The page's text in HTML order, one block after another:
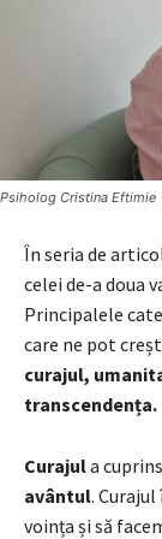
Psiholog Cristina Eftimie
În seria de
celei de-a doua
Principalele
care ne pot
curajul,
transcendența.
Curajula
avântul.
voința și să